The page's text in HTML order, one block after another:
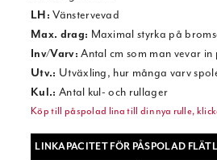
LH: Vänstervevad
Max. drag: Maximal styrka på
Inv/Varv: Antal cm som man vevar in
Utv.: Utväxling, hur många varv
Kul.: Antal kul- och rullager
Köp till påspolad lina till din nya rulle,
LINKAPACITET FÖR PÅSPOLAD